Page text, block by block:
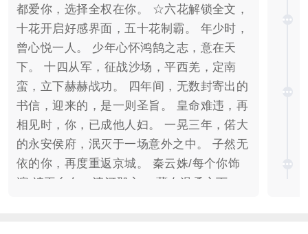
都爱你，选择全权在你。 ☆六花解锁全文，
十花开启好感界面，五十花制霸。 年少时，
曾心悦一人。 少年心怀鸿鹄之志，意在天
下。 十四从军，征战沙场，平西羌，定南
蛮，立下赫赫战功。 四年间，无数封寄出的
书信，迎来的，是一则圣旨。 皇命难违，再
相见时，你，已成他人妇。 一晃三年，偌大
的永安侯府，泯灭于一场意外之中。 子然无
依的你，再度重返京城。 秦云姝/每个你饰
演 靖王幺女，清河郡主。 藏在温柔之下